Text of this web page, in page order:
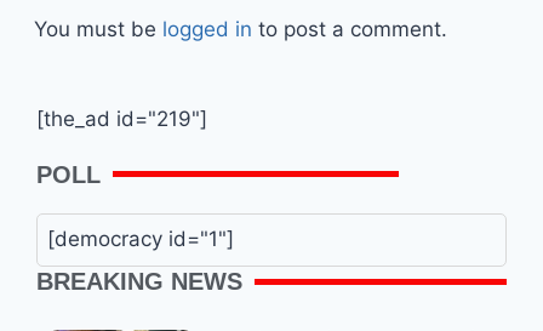
You must be logged in to post a comment.
[the_ad id="219"]
POLL
[democracy id="1"]
BREAKING NEWS